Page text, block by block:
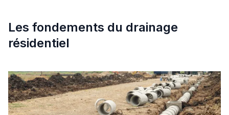
Les fondements du drainage
résidentiel